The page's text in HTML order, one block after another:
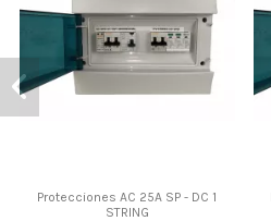
Protecciones AC 25A SP - DC 1
STRING